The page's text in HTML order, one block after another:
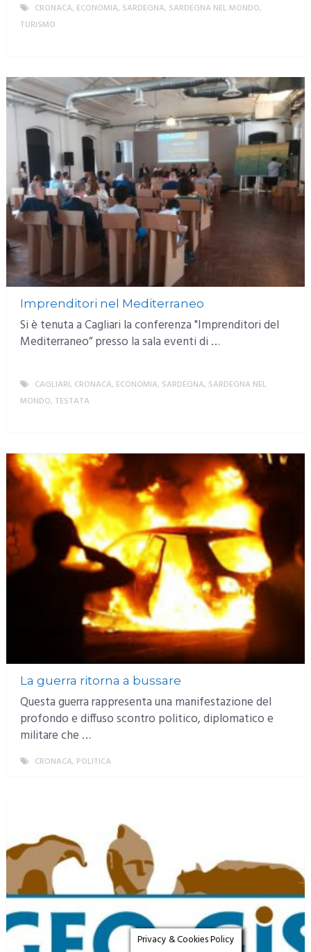
CRONACA, ECONOMIA, SARDEGNA, SARDEGNA NEL MONDO,
TURISMO
Imprenditori nel Mediterraneo
Si è tenuta a Cagliari la conferenza "Imprenditori del
Mediterraneo” presso la sala eventi di …
CAGLIARI, CRONACA, ECONOMIA, SARDEGNA, SARDEGNA NEL
MONDO, TESTATA
La guerra ritorna a bussare
Questa guerra rappresenta una manifestazione del
profondo e diffuso scontro politico, diplomatico e
militare che …
CRONACA, POLITICA
Privacy & Cookies Policy